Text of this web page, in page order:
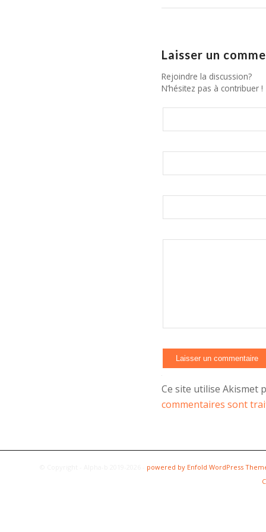
Laisser un
Rejoindre la discussion?
N’hésitez pas à contribuer !
Ce site utilise Akismet
commentaires sont
powered by Enfold WordPress